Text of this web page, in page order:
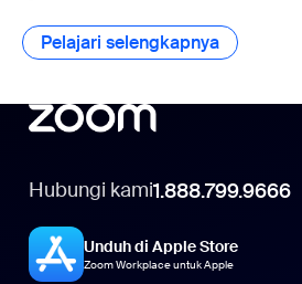
Pelajari selengkapnya Pelajari
Hubungi kami1.888.799.9666
Unduh di Apple Store
Zoom Workplace untuk Apple